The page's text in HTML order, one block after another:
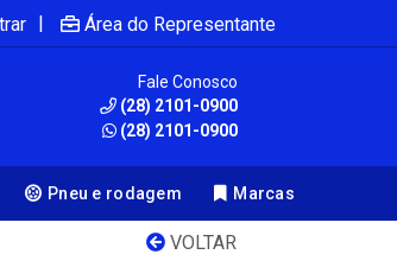
| Área do Representante
Fale Conosco
(28) 2101-0900
(28) 2101-0900
Pneu e rodagem Marcas
VOLTAR